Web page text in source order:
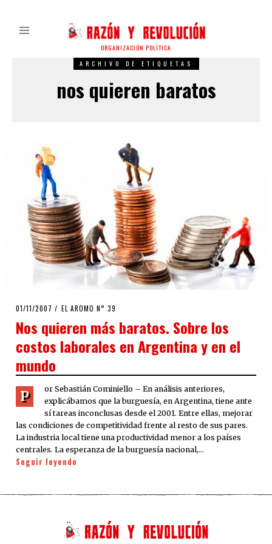
ORGANIZACIÓN POLÍTICA
ARCHIVO DE ETIQUETAS
nos quieren baratos
POSTED
01/11/2007 24/03/2020
EL AROMO N° 39
Nos quieren más baratos. Sobre los
costos laborales en Argentina y en el
mundo
P
or Sebastián Cominiello – En análisis anteriores,
explicábamos que la burguesía, en Argentina, tiene ante
sí tareas inconclusas desde el 2001. Entre ellas, mejorar
las condiciones de competitividad frente al resto de sus pares.
La industria local tiene una productividad menor a los países
centrales. La esperanza de la burguesía nacional,…
Seguir leyendo